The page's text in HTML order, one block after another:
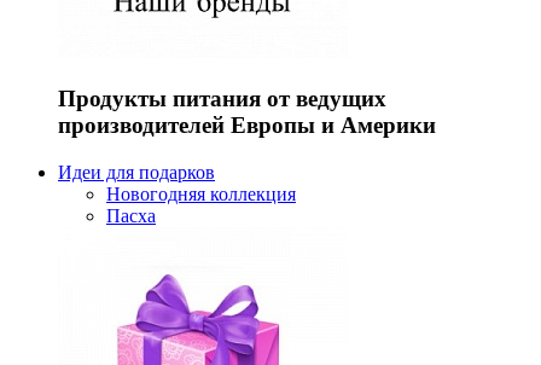
Продукты питания от ведущих
производителей Европы и Америки
Идеи для подарков
Новогодняя коллекция
Пасха